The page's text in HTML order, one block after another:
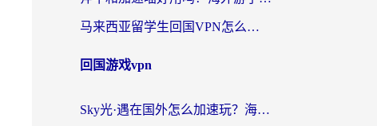
马来西亚留学生回国VPN怎么选？3个避坑点+1款实测好用的加速器推荐
回国游戏vpn
Sky光·遇在国外怎么加速玩？海外党亲测有效的国服游戏加速指南